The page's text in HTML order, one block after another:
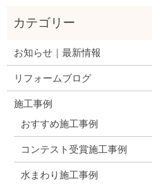
お知らせ｜最新情報
リフォームブログ
施工事例
おすすめ施工事例
コンテスト受賞施工事例
水まわり施工事例